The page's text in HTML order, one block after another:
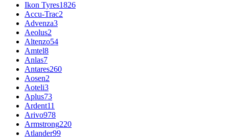
Ikon Tyres1826
Accu-Trac2
Advenza3
Aeolus2
Altenzo54
Amtel8
Anlas7
Antares260
Aosen2
Aoteli3
Aplus73
Ardent11
Arivo978
Armstrong220
Atlander99